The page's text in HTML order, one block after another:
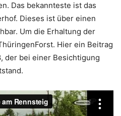
Das bekannteste ist das
Dieses ist über einen
Um die Erhaltung der
Hier ein Beitrag
der bei einer Besichtigung